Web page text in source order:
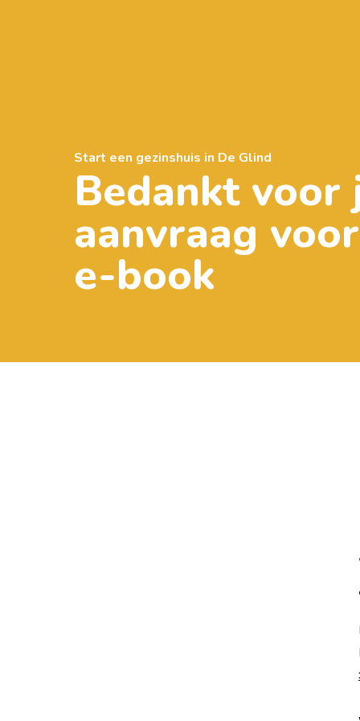
Start een gezinshuis in De Glind
Bedankt voor
aanvraag
e-book